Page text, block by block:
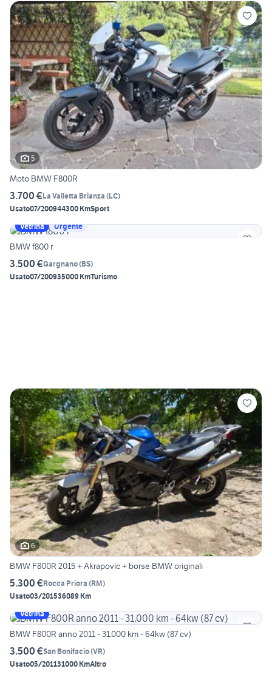
5
Moto BMW F800R
3.700 €La Valletta Brianza (LC)
Usato07/200944300 KmSport
Vetrina
Urgente
BMW f800 r
3.500 €Gargnano(BS)
Usato07/200935000 KmTurismo
6
BMW F800R 2015 + Akrapovic + borse BMW originali
5.300 €Rocca Priora (RM)
Usato03/201536089 Km
Vetrina
BMW F800R anno 2011 - 31.000 km - 64kw (87 cv)
3.500 €San Bonifacio(VR)
Usato05/201131000 KmAltro